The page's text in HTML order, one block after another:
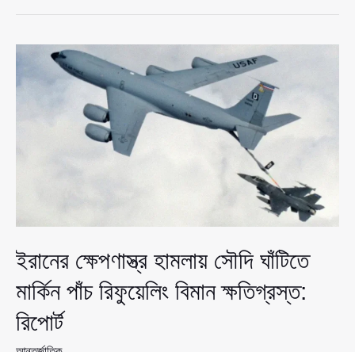
ইয়েমেন
ইসরাইলে
ইরানের ক্ষেপণাস্ত্র হামলায় সৌদি ঘাঁটিতে
মার্কিন পাঁচ রিফুয়েলিং বিমান ক্ষতিগ্রস্ত:
রিপোর্ট